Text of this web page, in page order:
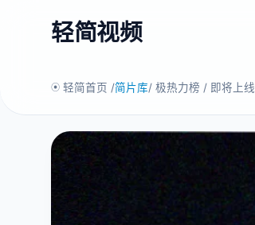
轻简视频
轻简首页 /简片库/ 极热力榜 / 即将上线